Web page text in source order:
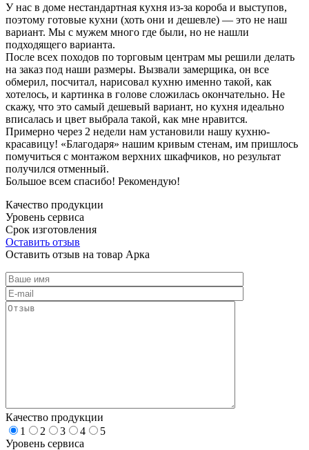
У нас в доме нестандартная кухня из-за короба и выступов,
поэтому готовые кухни (хоть они и дешевле) — это не наш
вариант. Мы с мужем много где были, но не нашли
подходящего варианта.
После всех походов по торговым центрам мы решили делать
на заказ под наши размеры. Вызвали замерщика, он все
обмерил, посчитал, нарисовал кухню именно такой, как
хотелось, и картинка в голове сложилась окончательно. Не
скажу, что это самый дешевый вариант, но кухня идеально
вписалась и цвет выбрала такой, как мне нравится.
Примерно через 2 недели нам установили нашу кухню-
красавицу! «Благодаря» нашим кривым стенам, им пришлось
помучиться с монтажом верхних шкафчиков, но результат
получился отменный.
Большое всем спасибо! Рекомендую!
Качество продукции
Уровень сервиса
Срок изготовления
Оставить отзыв
Оставить отзыв на товар Арка
Качество продукции
1
2 3 4
5
Уровень сервиса